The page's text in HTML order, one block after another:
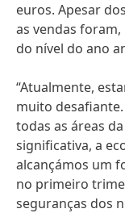
euros. Apesar
as vendas
do nível do ano
“Atualmente,
muito
todas as áreas
significativa, a
alcançámos um
no primeiro
seguranças dos